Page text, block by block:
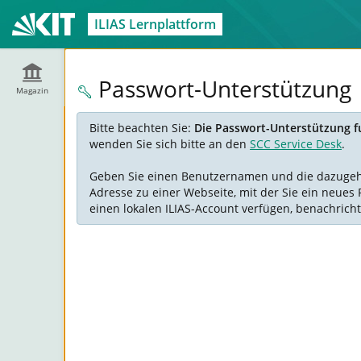
ILIAS Lernplattform
Magazin Passwort-Unterstützung
Bitte beachten Sie: Die Passwort-Unterstützung
wenden Sie sich bitte an den SCC Service Desk.
Geben Sie einen Benutzernamen und die
Adresse zu einer Webseite, mit der Sie ein
einen lokalen ILIAS-Account verfügen,